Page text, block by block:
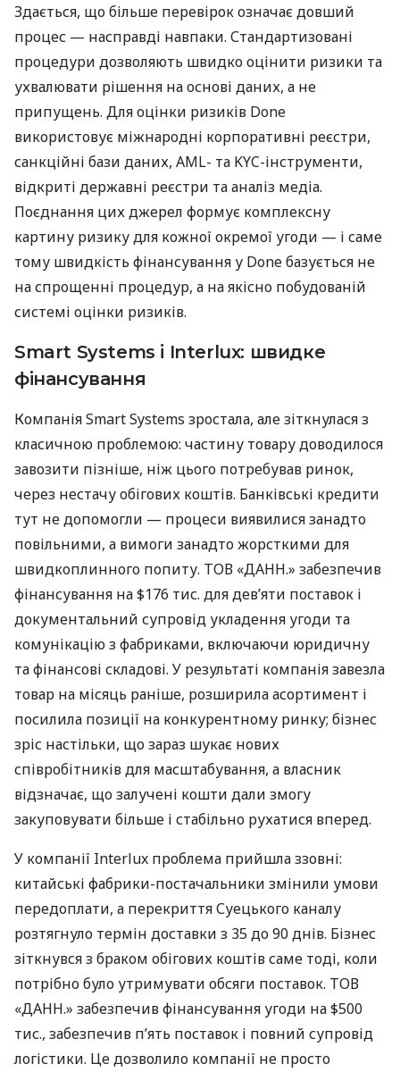
Здається, що більше перевірок означає довший
процес — насправді навпаки. Стандартизовані
процедури дозволяють швидко оцінити ризики та
ухвалювати рішення на основі даних, а не
припущень. Для оцінки ризиків Done
використовує міжнародні корпоративні реєстри,
санкційні бази даних, AML- та KYC-інструменти,
відкриті державні реєстри та аналіз медіа.
Поєднання цих джерел формує комплексну
картину ризику для кожної окремої угоди — і саме
тому швидкість фінансування у Done базується не
на спрощенні процедур, а на якісно побудованій
системі оцінки ризиків.
Smart Systems і Interlux: швидке
фінансування
Компанія Smart Systems зростала, але зіткнулася з
класичною проблемою: частину товару доводилося
завозити пізніше, ніж цього потребував ринок,
через нестачу обігових коштів. Банківські кредити
тут не допомогли — процеси виявилися занадто
повільними, а вимоги занадто жорсткими для
швидкоплинного попиту. ТОВ «ДАНН.» забезпечив
фінансування на $176 тис. для дев’яти поставок і
документальний супровід укладення угоди та
комунікацію з фабриками, включаючи юридичну
та фінансові складові. У результаті компанія завезла
товар на місяць раніше, розширила асортимент і
посилила позиції на конкурентному ринку; бізнес
зріс настільки, що зараз шукає нових
співробітників для масштабування, а власник
відзначає, що залучені кошти дали змогу
закуповувати більше і стабільно рухатися вперед.
У компанії Interlux проблема прийшла ззовні:
китайські фабрики-постачальники змінили умови
передоплати, а перекриття Суецького каналу
розтягнуло термін доставки з 35 до 90 днів. Бізнес
зіткнувся з браком обігових коштів саме тоді, коли
потрібно було утримувати обсяги поставок. ТОВ
«ДАНН.» забезпечив фінансування угоди на $500
тис., забезпечив п’ять поставок і повний супровід
логістики. Це дозволило компанії не просто